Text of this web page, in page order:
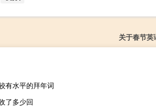
关于春节英
有水平的拜年词
了多少回